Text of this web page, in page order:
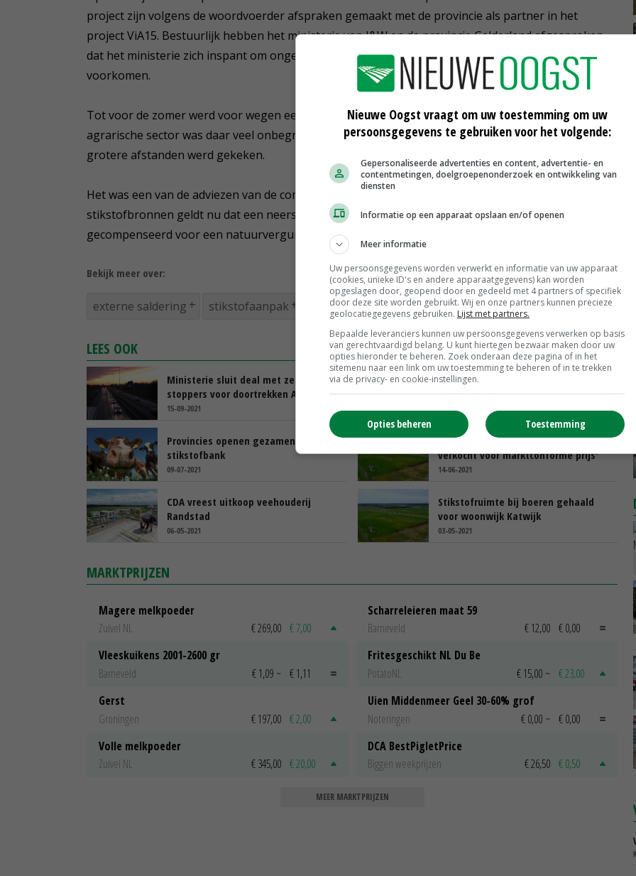
project zijn volgens de woordvoerder afspraken gemaakt met de provincie als partner in het
project ViA15. Bestuurlijk hebben het ministerie van I&W en de provincie Gelderland afgesproken
dat het ministerie zich inspant om ongewenste leegstand van de agrarische opstallen te
voorkomen.
Tot voor de zomer werd voor wegen een stikstofdepositiegrens van 5 kilometer gehanteerd. In de
agrarische sector was daar veel onbegrip over, omdat voor de vergunning van boeren naar veel
grotere afstanden werd gekeken.
Het was een van de adviezen van de commissie-Hordijk om dit gelijk te trekken. Voor alle
stikstofbronnen geldt nu dat een neerslag tot een afstand van 25 kilometer moet worden
gecompenseerd voor een natuurvergunning.
Bekijk meer over:
externe saldering stikstofaanpak
LEES OOK
Ministerie sluit deal met zes
stoppers voor doortrekken A15
15-09-2021
Gelderland komt met maatregelen
tegen risico's extern salderen
Provincies openen gezamenlijke
stikstofbank
09-07-2021
Schouten: 'Grond Valkenburg
verkocht voor marktconforme prijs'
14-06-2021
CDA vreest uitkoop veehouderij
Randstad
06-05-2021
Stikstofruimte bij boeren gehaald
voor woonwijk Katwijk
03-05-2021
MARKTPRIJZEN
Magere melkpoeder
Zuivel NL
€ 269,00 € 7,00
Vleeskuikens 2001-2600 gr
Barneveld
€ 1,09 ~ € 1,11
Gerst
Groningen
€ 197,00 € 2,00
Volle melkpoeder
Zuivel NL
€ 345,00 € 20,00
Scharreleieren maat 59
Barneveld
€ 12,00 € 0,00
Fritesgeschikt NL Du Be
PotatoNL
€ 15,00 ~ € 23,00
Uien Middenmeer Geel 30-60% grof
Noteringen
€ 0,00 ~ € 0,00
DCA BestPigletPrice
Biggen weekprijzen
€ 26,50 € 0,50
MEER MARKTPRIJZEN
Nieuwe Oogst vraagt om uw toestemming om uw
persoonsgegevens te gebruiken voor het volgende:
Gepersonaliseerde advertenties en content, advertentie- en
contentmetingen, doelgroepenonderzoek en ontwikkeling van
diensten
Informatie op een apparaat opslaan en/of openen
Meer informatie
Uw persoonsgegevens worden verwerkt en informatie van uw apparaat
(cookies, unieke ID's en andere apparaatgegevens) kan worden
opgeslagen door, geopend door en gedeeld met 4 partners of specifiek
door deze site worden gebruikt. Wij en onze partners kunnen precieze
geolocatiegegevens gebruiken. Lijst met partners.
Bepaalde leveranciers kunnen uw persoonsgegevens verwerken op basis
van gerechtvaardigd belang. U kunt hiertegen bezwaar maken door uw
opties hieronder te beheren. Zoek onderaan deze pagina of in het
sitemenu naar een link om uw toestemming te beheren of in te trekken
via de privacy- en cookie-instellingen.
Toestemming
Opties beheren